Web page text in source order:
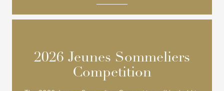
2026 Jeunes Sommeliers
Competition
2026 Jeunes Sommeliers
Competition